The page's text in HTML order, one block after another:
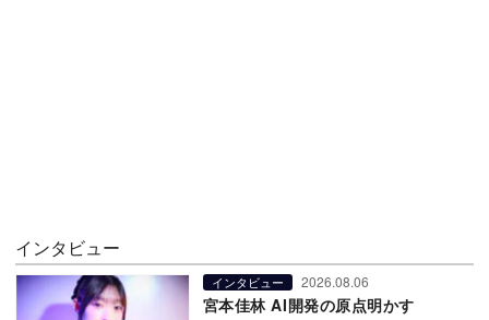
インタビュー
インタビュー 2026.08.06
宮本佳林 AI開発の原点明かす